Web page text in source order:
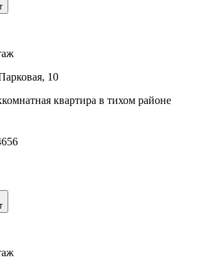
10
квартира в тихом районе